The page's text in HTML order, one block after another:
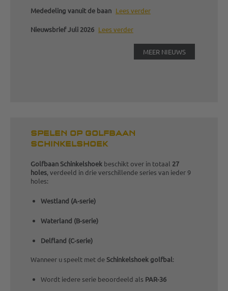
Mededeling vanuit de baan Lees verder
Nieuwsbrief Juli 2026 Lees verder
MEER NIEUWS
SPELEN OP GOLFBAAN
SCHINKELSHOEK
Golfbaan Schinkelshoek beschikt over in totaal 27
holes, verdeeld in drie verschillende series van ieder 9
holes:
Westland (A-serie)
Waterland (B-serie)
Delfland (C-serie)
Wanneer u speelt met de Schinkelshoek golfbal:
Wordt iedere serie beoordeeld als PAR-36